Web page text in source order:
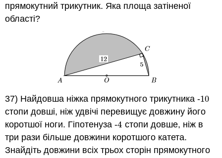
прямокутний трикутник. Яка площа затіненої
області?
37) Найдовша ніжка прямокутного трикутника -10
10
стопи довші, ніж удвічі перевищує довжину його
коротшої ноги. Гіпотенуза -4
4 стопи довше, ніж в
три рази більше довжини коротшого катета.
Знайдіть довжини всіх трьох сторін прямокутного